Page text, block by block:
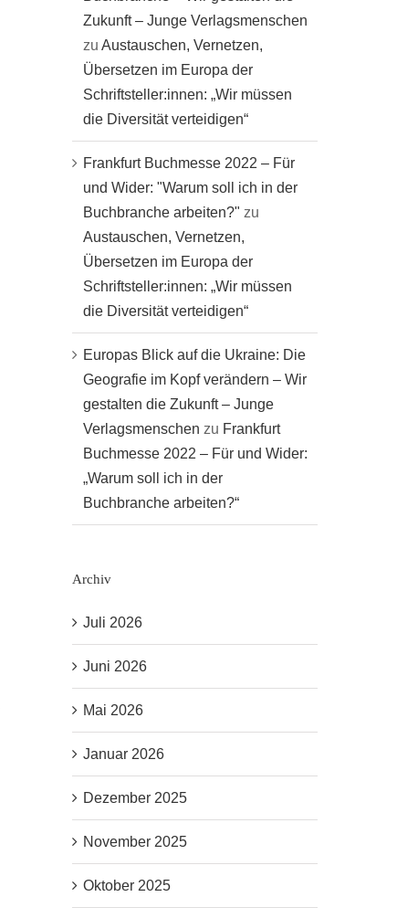
Zukunft – Junge Verlagsmenschen
zu Austauschen, Vernetzen,
Übersetzen im Europa der
Schriftsteller:innen: „Wir müssen
die Diversität verteidigen“
Frankfurt Buchmesse 2022 – Für
und Wider: "Warum soll ich in der
Buchbranche arbeiten?" zu
Austauschen, Vernetzen,
Übersetzen im Europa der
Schriftsteller:innen: „Wir müssen
die Diversität verteidigen“
Europas Blick auf die Ukraine: Die
Geografie im Kopf verändern – Wir
gestalten die Zukunft – Junge
Verlagsmenschen zu Frankfurt
Buchmesse 2022 – Für und Wider:
„Warum soll ich in der
Buchbranche arbeiten?“
Archiv
Juli 2026
Juni 2026
Mai 2026
Januar 2026
Dezember 2025
November 2025
Oktober 2025